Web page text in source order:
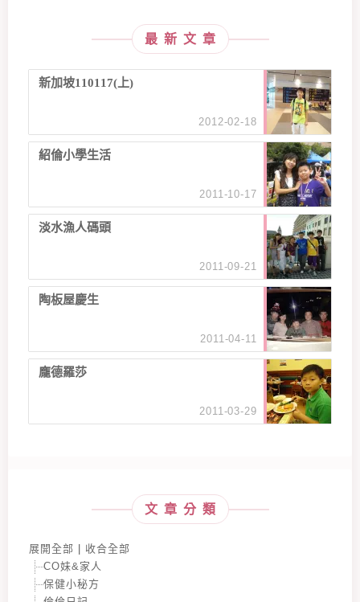
最新文章
新加坡110117(上)
2012-02-18
紹倫小學生活
2011-10-17
淡水漁人碼頭
2011-09-21
陶板屋慶生
2011-04-11
龐德羅莎
2011-03-29
文章分類
展開全部
收合全部
CO妹&家人
保健小秘方